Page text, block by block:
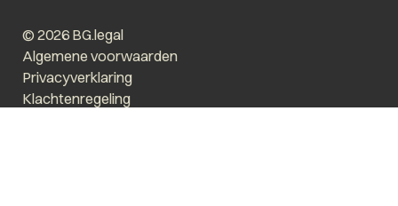
© 2026 BG.legal
Algemene voorwaarden
Privacyverklaring
Klachtenregeling